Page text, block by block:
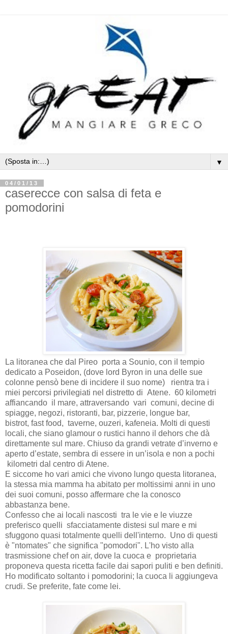
▼
04/01/13
caserecce con salsa di feta e
pomodorini
La litoranea che dal Pireo porta a Sounio, con il tempio
dedicato a Poseidon, (dove lord Byron in una delle sue
colonne pensò bene di incidere il suo nome)
rientra tra i
miei percorsi privilegiati nel distretto di Atene. 60 kilometri
affiancando il mare, attraversando vari comuni, decine di
spiagge, negozi, ristoranti, bar, pizzerie, longue bar,
bistrot, fast food, taverne, ouzeri, kafeneia. Molti di questi
locali, che siano glamour o rustici hanno il dehors che dà
direttamente sul mare. Chiuso da grandi vetrate d’inverno e
aperto d’estate, sembra di essere in un’isola e non a pochi
kilometri dal centro di Atene.
E siccome ho vari amici che vivono lungo questa litoranea,
la stessa mia mamma ha abitato per moltissimi anni in uno
dei suoi comuni, posso affermare che la conosco
abbastanza bene.
Confesso che ai locali nascosti tra le vie e le viuzze
preferisco quelli sfacciatamente distesi sul mare e mi
sfuggono quasi totalmente quelli dell'interno. Uno di questi
è "ntomates" che significa "pomodori". L'ho visto alla
trasmissione chef on air, dove la cuoca e proprietaria
proponeva questa ricetta facile dai sapori puliti e ben definiti.
Ho modificato soltanto i pomodorini; la cuoca li aggiungeva
crudi. Se preferite, fate come lei.